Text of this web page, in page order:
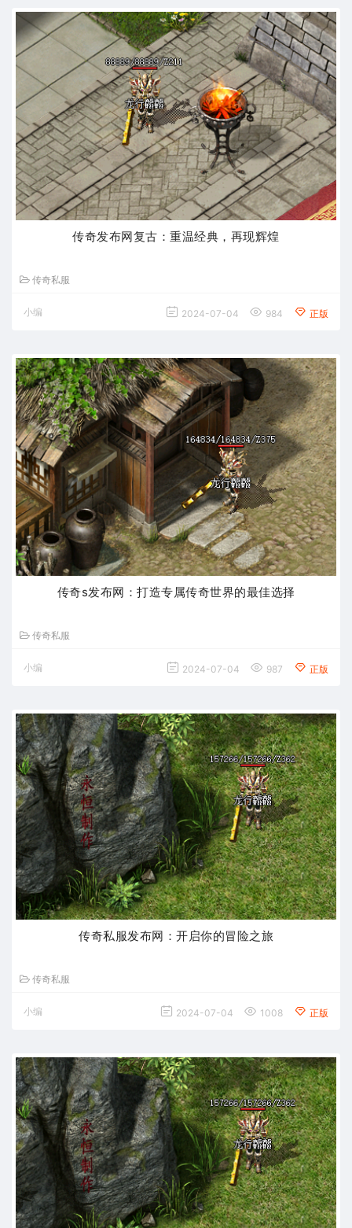
传奇发布网复古：重温经典，再现辉煌
传奇私服
小编 2024-07-04 984 正版
传奇s发布网：打造专属传奇世界的最佳选择
传奇私服
小编 2024-07-04 987 正版
传奇私服发布网：开启你的冒险之旅
传奇私服
小编 2024-07-04 1008 正版